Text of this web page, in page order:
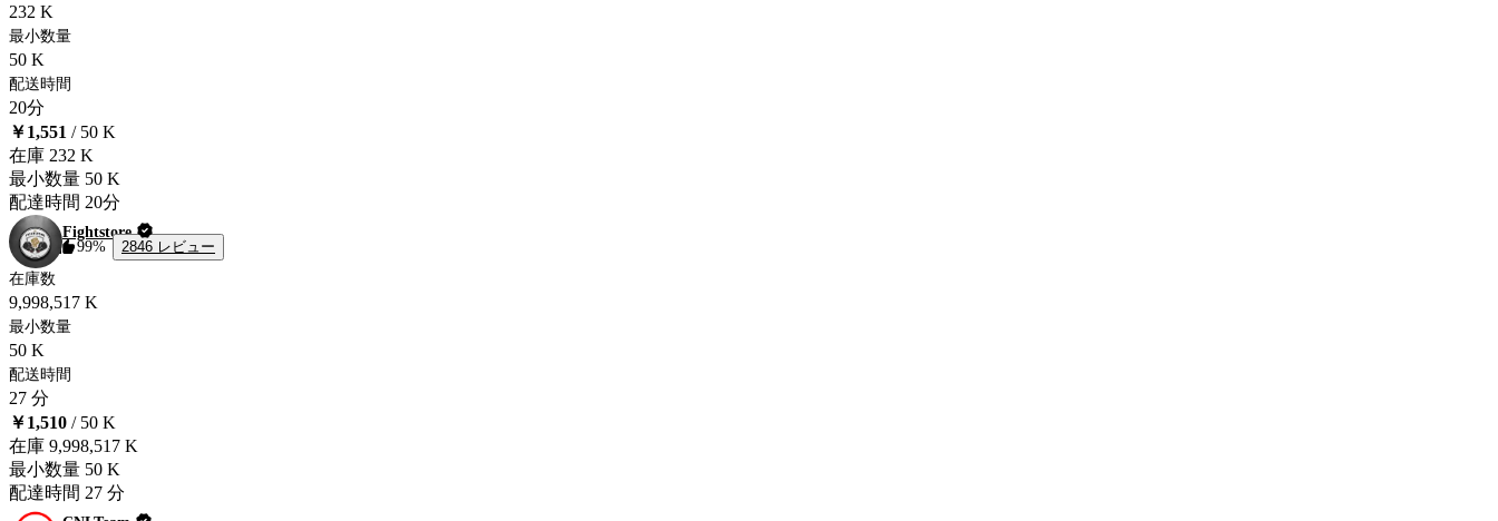
232 K
最小数量
50 K
配送時間
20分
￥1,551 / 50 K
在庫 232 K
最小数量 50 K
配達時間 20分
Fightstore
99%
2846 レビュー
在庫数
9,998,517 K
最小数量
50 K
配送時間
27 分
￥1,510 / 50 K
在庫 9,998,517 K
最小数量 50 K
配達時間 27 分